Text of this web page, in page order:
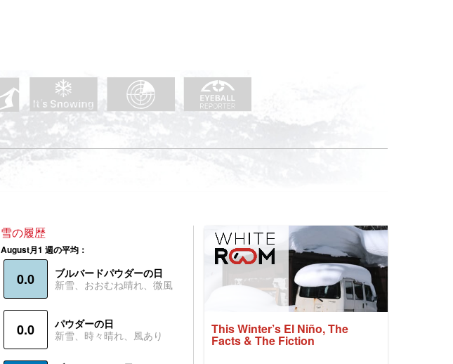
雪の履歴
August月1 週の平均：
0.0
ブルバードパウダーの日
新雪、おおむね晴れ、微風
0.0
パウダーの日
新雪、時々晴れ、風あり
This Winter’s El Niño, The
Facts & The Fiction